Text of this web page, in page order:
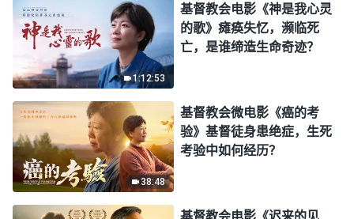
1:12:53
基督教会电影《神是我心灵
的歌》瘫痪失忆，濒临死
亡，是谁缔造生命奇迹？
38:48
基督教会微电影《癌的考
验》基督徒身患绝症，生死
考验中如何经历？
基督教会电影《迟来的见